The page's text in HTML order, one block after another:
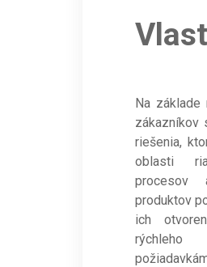
Na základe
zákazníkov
riešenia,
oblasti
procesov
produktov
ich
rýchleho